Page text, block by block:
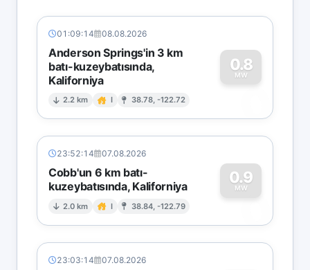
01:09:14 08.08.2026
Anderson Springs'in 3 km
batı-kuzeybatısında,
Kaliforniya
2.2 km I 38.78, -122.72
0.8
MW
0
23:52:14 07.08.2026
Cobb'un 6 km batı-
kuzeybatısında, Kaliforniya
2.0 km I 38.84, -122.79
0.9
MW
0
23:03:14 07.08.2026